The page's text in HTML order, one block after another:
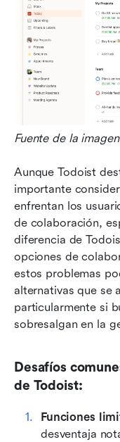
Fuente de la
Aunque Todoist
importante
enfrentan los
de colaboración,
diferencia de
opciones de
estos problemas
alternativas que se
particularmente si
sobresalgan en la
Desafíos
de Todoist:
Funciones
desventaja